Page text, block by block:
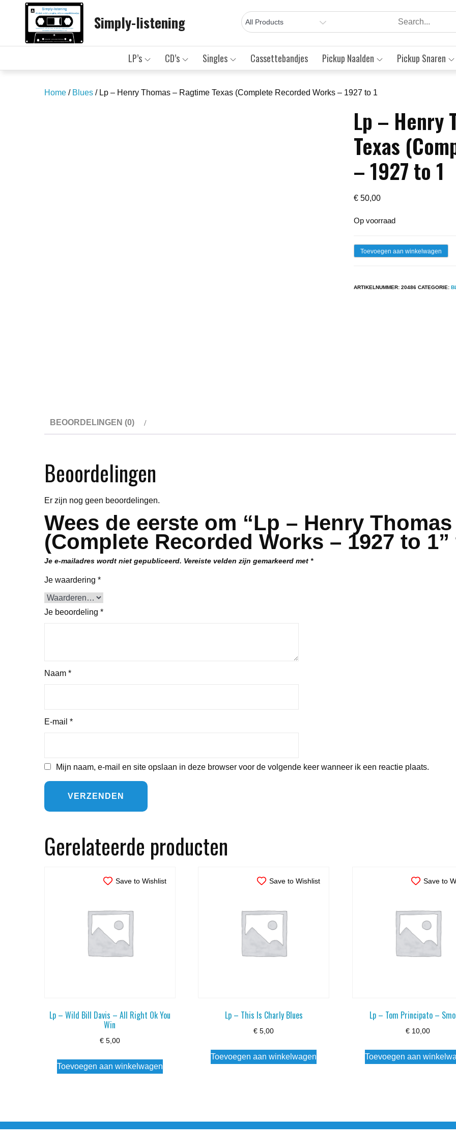
Simply-listening
LP’s CD’s Singles Cassettebandjes Pickup Naalden Pickup Snaren
Home / Blues / Lp – Henry Thomas – Ragtime Texas (Complete Recorded Works – 1927 to 1
Lp – Henry
Texas
– 1927 to 1
€ 50,00
Op voorraad
Lp
1
Toevoegen aan winkelwagen
ARTIKELNUMMER:20486 CATEGORIE:
BEOORDELINGEN (0)
Beoordelingen
Er zijn nog geen beoordelingen.
Wees de eerste om “Lp – Henry
(Complete Recorded Works – 1927 to
Je e-mailadres wordt niet gepubliceerd. Vereiste velden zijn gemarkeerd met *
Je waardering *
Je beoordeling *
Naam *
E-mail *
Mijn naam, e-mail en site opslaan in deze browser voor de volgende keer wanneer ik een reactie plaats.
Gerelateerde producten
Save to Wishlist
Lp – Wild Bill Davis – All Right Ok You
Win
€5,00
Toevoegen aan winkelwagen
Save to Wishlist
Lp – This Is Charly Blues
€ 5,00
Toevoegen aan winkelwagen
Save to
Lp – Tom Principato –
€10,00
Toevoegen aan